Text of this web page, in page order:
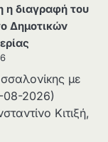
η διαγραφή του
Δημοτικών
με
08-2026)
Κιτιξή,